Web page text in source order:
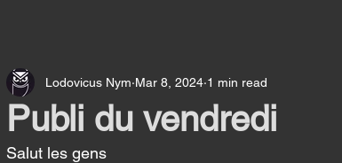
Publi du vendredi
Lodovicus Nym Mar 8, 2024 1 min read
Salut les gens